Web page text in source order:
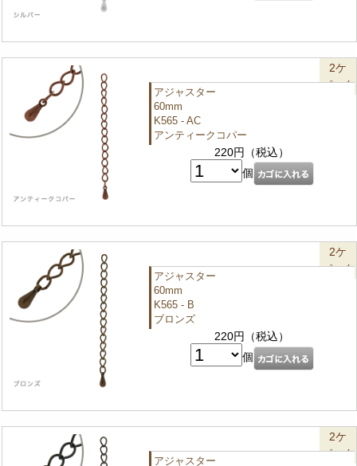
2ケ
パック
アジャスター
60mm
K565 - AC
アンティークコパー
220円（税込）
個
2ケ
パック
アジャスター
60mm
K565 - B
ブロンズ
220円（税込）
個
2ケ
パック
アジャスター